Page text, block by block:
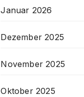
Januar 2026
Dezember 2025
November 2025
Oktober 2025